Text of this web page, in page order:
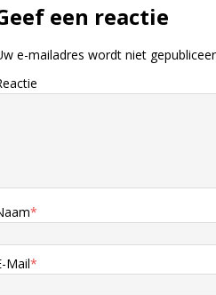
een reactie
e-mailadres wordt niet
*
Mail*